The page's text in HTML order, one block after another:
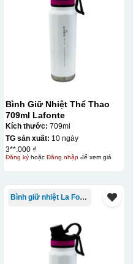
Bình Giữ Nhiệt Thể Thao
709ml Lafonte
Kích thước: 709ml
TG sản xuất: 10 ngày
3**.000 ₫
Đăng kýhoặc Đăng nhậpđể xem giá
Bình giữ nhiệt La Fonte